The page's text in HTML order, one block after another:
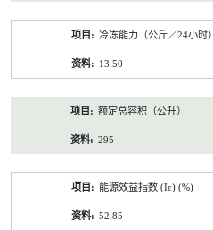
冷冻能力（公斤／24小时）
13.50
额定总容积（公升）
295
能源效益指数 (Iε) (%)
52.85